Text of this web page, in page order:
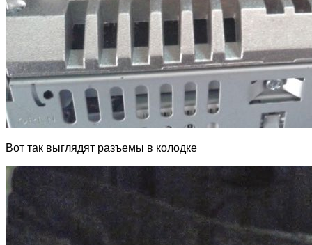
Вот так выглядят разъемы в колодке